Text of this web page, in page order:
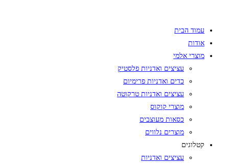
עמוד הבית
אודות
מוצרי אלמי
עציצים ואדניות פלסטיק
כדים ואדניות פרימיום
עציצים ואדניות טרקוטה
מוצרי קוקוס
כסאות מעוצבים
מוצרים נלווים
קטלוגים
עציצים ואדניות